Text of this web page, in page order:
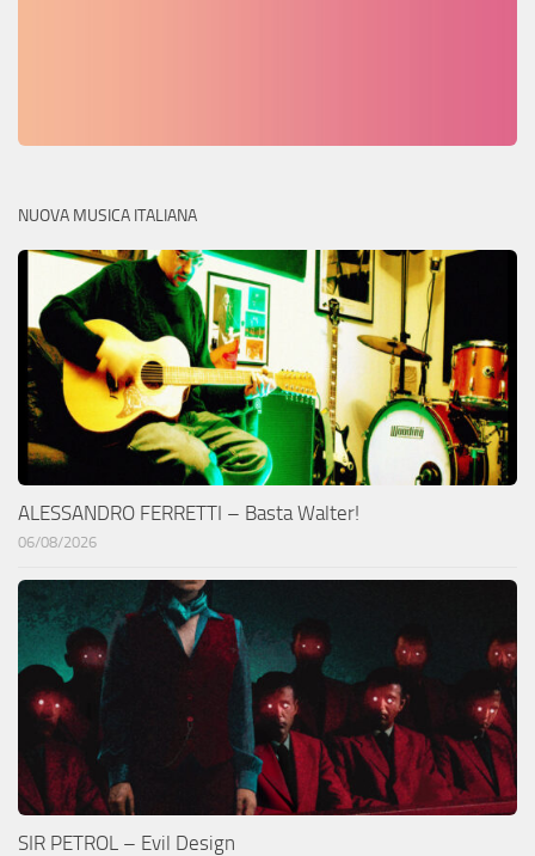
NUOVA MUSICA ITALIANA
ALESSANDRO FERRETTI – Basta Walter!
06/08/2026
SIR PETROL – Evil Design